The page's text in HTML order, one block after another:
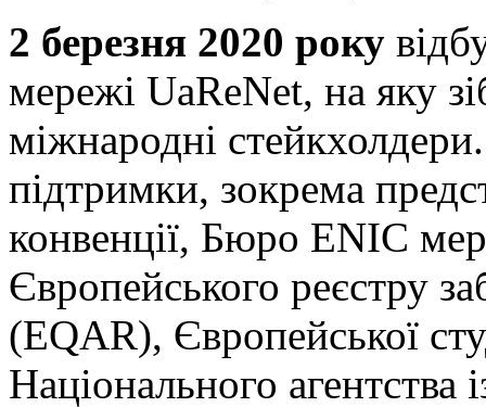
2 березня 2020 року
мережі UaReNet, на яку
міжнародні
підтримки, зокрема
конвенції, Бюро ENIC
Європейського реєстру
(EQAR), Європейської
Національного агентства